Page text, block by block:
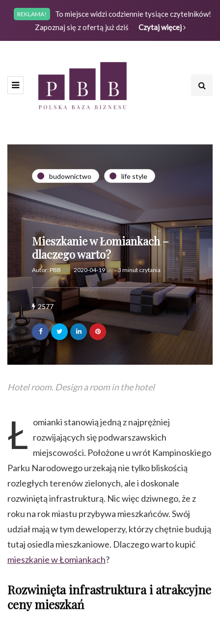
REKLAMA!
To miejsce widzi codziennie tysiące czytelników!
Zapoznaj się z ofertą już dziś
Czytaj więcej
budownictwo life style
Mieszkanie w Łomiankach –
dlaczego warto?
Autor: PBB 2020-04-19 3 minut czytania
2577
Hotel room. Design a room in the hotel
Ł omianki stanowią jedną z najprężniej
rozwijających się podwarszawskich
miejscowości. Położone u wrót Kampinoskiego
Parku Narodowego urzekają nie tylko bliskością
rozległych terenów zielonych, ale i doskonale
rozwiniętą infrastrukturą. Nic więc dziwnego, że z
roku na rok miastu przybywa mieszkańców. Swój
udział mają w tym deweloperzy, którzy chętnie budują
tutaj osiedla mieszkaniowe. Dlaczego warto kupić
mieszkanie w Łomiankach?
Rozwinięta infrastruktura i atrakcyjne
ceny mieszkań